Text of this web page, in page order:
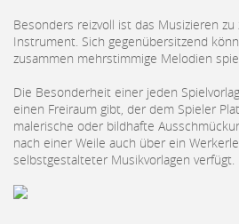
Besonders reizvoll ist das Musizieren
Instrument. Sich gegenübersitzend
zusammen mehrstimmige Melodien
Die Besonderheit einer jeden
einen Freiraum gibt, der dem Spieler
malerische oder bildhafte
nach einer Weile auch über ein
selbstgestalteter Musikvorlagen verfügt.